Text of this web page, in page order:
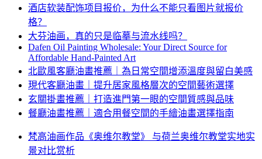
酒店软装配饰项目报价，为什么不能只看图片就报价
格？
大芬油画，真的只是临摹与流水线吗？
Dafen Oil Painting Wholesale: Your Direct Source for
Affordable Hand-Painted Art
北歐風客廳油畫推薦｜為日常空間增添溫度與留白美感
現代客廳油畫｜提升居家風格層次的空間藝術選擇
玄關掛畫推薦｜打造進門第一眼的空間質感與品味
餐廳油畫推薦｜適合用餐空間的手繪油畫選擇指南
梵高油画作品《奥维尔教堂》 与荷兰奥维尔教堂实地实
景对比赏析